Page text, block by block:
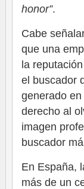
honor”.
Cabe
que una
la
el buscador
generado
derecho al
imagen
buscador
En España,
más de un